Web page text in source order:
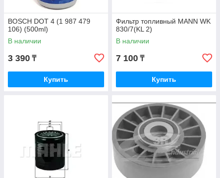
BOSCH DOT 4 (1 987 479
106) (500ml)
В наличии
3 390 ₸
Купить
Фильтр топливный MANN WK
830/7(KL 2)
В наличии
7 100 ₸
Купить